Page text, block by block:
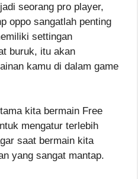
seorang pro player,
oppo sangatlah penting
settingan
buruk, itu akan
kamu di dalam game
kita bermain Free
mengatur terlebih
saat bermain kita
yang sangat mantap.